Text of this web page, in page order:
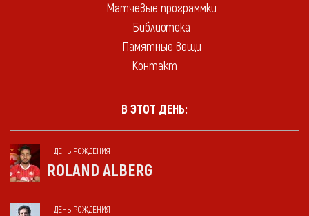
Матчевые программки
Библиотека
Памятные вещи
Контакт
В ЭТОТ ДЕНЬ:
ДЕНЬ РОЖДЕНИЯ
ROLAND ALBERG
ДЕНЬ РОЖДЕНИЯ